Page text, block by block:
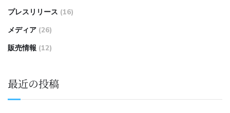
プレスリリース (16)
メディア (26)
販売情報 (12)
最近の投稿